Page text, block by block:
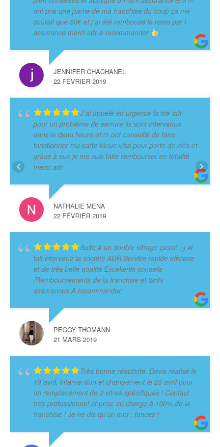
ont pris une partie de ma franchise du coup ça me
coûtait que 50€ et j ai été rembousé le reste par l
assurance merci adr a recommander
JENNIFER CHACHANEL
22 FÉVRIER 2019
J ai appelé en urgence la ste adr
pour un problème de serrure ils sont intervenus
dans la demi heure et m ont conseillé de faire
fonctionner ma carte bleue visa pour perte de clés et
grâce à eux je me suis faite rembourser en totalité
merci adr
NATHALIE MENA
22 FÉVRIER 2019
Suite à un double vitrage cassé , j ai
fait intervenir la société ADR Service rapide efficace
et de très belle qualité Excellents conseils
/Remboursements de la franchise et tarifs
assurances A recommander
PEGGY THOMANN
21 MARS 2019
Très bonne réactivité. Devis réalisé le
19 avril, intervention et changement le 26 avril pour
un remplacement de 2 vitres spécifiques ! Contact
très professionnel et prise en charge à 100% de la
franchise ! Je ne dis qu'un mot : foncez !